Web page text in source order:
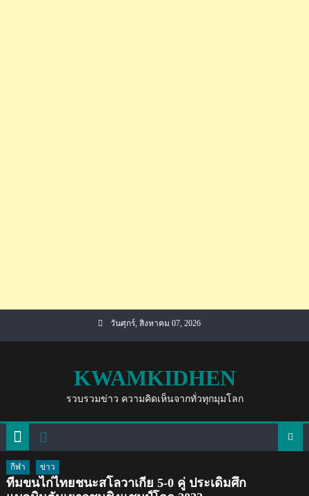
วันศุกร์, สิงหาคม 07, 2026
KWAMKIDHEN
รวบรวมข่าว ความคิดเห็นจากทั่วทุกมุมโลก
กีฬา ข่าว
ทีมขนไก่ไทยชนะสโลวาเกีย 5-0 คู่ ประเดิมศึก